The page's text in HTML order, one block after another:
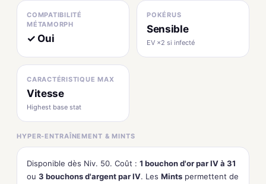
COMPATIBILITÉ
MÉTAMORPH
✓ Oui
POKÉRUS
Sensible
EV ×2 si infecté
CARACTÉRISTIQUE MAX
Vitesse
Highest base stat
HYPER-ENTRAÎNEMENT & MINTS
Disponible dès Niv. 50. Coût : 1 bouchon d'or par IV à 31
ou 3 bouchons d'argent par IV. Les Mints permettent de